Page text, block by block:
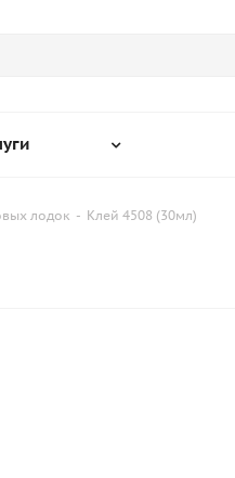
лодок - Клей 4508 (30мл)